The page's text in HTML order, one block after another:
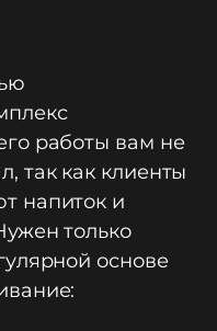
работы вам не
так как клиенты
напиток и
только
основе